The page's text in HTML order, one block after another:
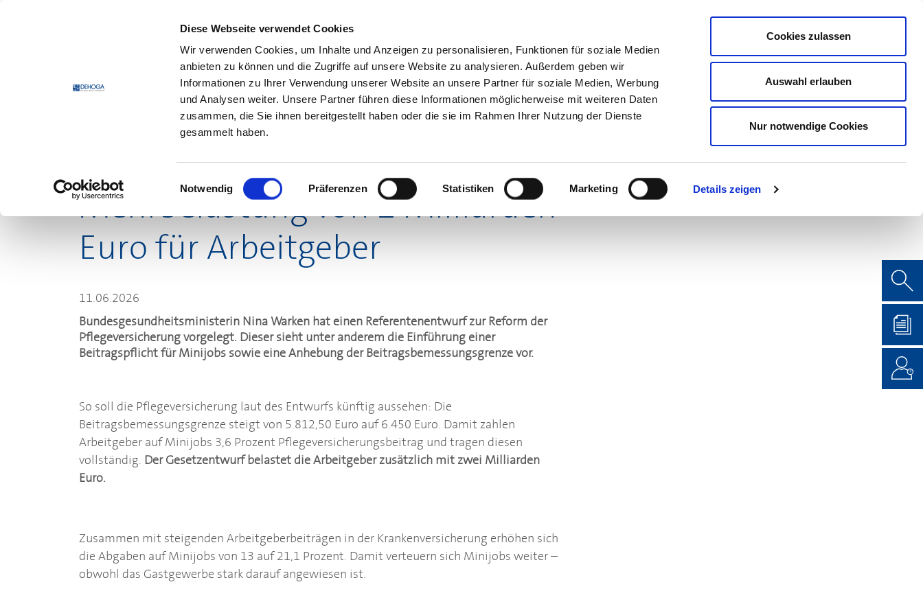
Diese Webseite verwendet Cookies
Wir verwenden Cookies, um Inhalte und Anzeigen zu personalisieren, Funktionen für soziale Medien
anbieten zu können und die Zugriffe auf unsere Website zu analysieren. Außerdem geben wir
Informationen zu Ihrer Verwendung unserer Website an unsere Partner für soziale Medien, Werbung
und Analysen weiter. Unsere Partner führen diese Informationen möglicherweise mit weiteren Daten
zusammen, die Sie ihnen bereitgestellt haben oder die sie im Rahmen Ihrer Nutzung der Dienste
gesammelt haben.
Einwilligungsauswahl
Notwendig Präferenzen Statistiken Marketing Details zeigen
Cookies zulassen
Auswahl erlauben
Nur notwendige Cookies
DEHOGA MITMACHEN INFORMIEREN SPAREN & PARTNER BERATEN AUSZEICHNEN
Mehrbelastung von 2 Milliarden Euro für Arbeitgeber
kämpft gegen Reformpläne zur Pflegeversicherung
Mehrbelastung von 2 Milliarden
Euro für Arbeitgeber
11.06.2026
Bundesgesundheitsministerin Nina Warken hat einen Referentenentwurf zur Reform der
Pflegeversicherung vorgelegt. Dieser sieht unter anderem die Einführung einer
Beitragspflicht für Minijobs sowie eine Anhebung der Beitragsbemessungsgrenze vor.
So soll die Pflegeversicherung laut des Entwurfs künftig aussehen: Die
Beitragsbemessungsgrenze steigt von 5.812,50 Euro auf 6.450 Euro. Damit zahlen
Arbeitgeber auf Minijobs 3,6 Prozent Pflegeversicherungsbeitrag und tragen diesen
vollständig. Der Gesetzentwurf belastet die Arbeitgeber zusätzlich mit zwei Milliarden
Euro.
Zusammen mit steigenden Arbeitgeberbeiträgen in der Krankenversicherung erhöhen sich
die Abgaben auf Minijobs von 13 auf 21,1 Prozent. Damit verteuern sich Minijobs weiter –
obwohl das Gastgewerbe stark darauf angewiesen ist.